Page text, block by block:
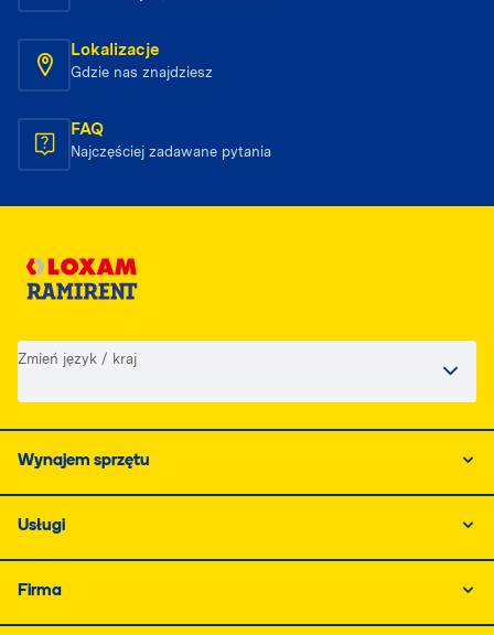
Lokalizacje
Gdzie nas znajdziesz
FAQ
Najczęściej zadawane pytania
Zmień język / kraj
Wynajem sprzętu
Usługi
Firma